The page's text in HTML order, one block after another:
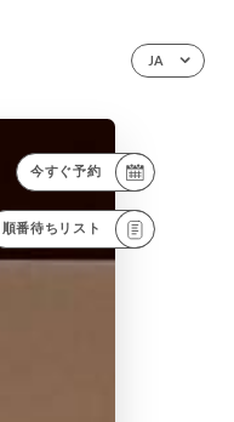
JA
今すぐ予約
順番待ちリスト